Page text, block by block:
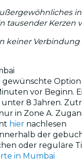
tausender
keiner
vor
8 Jahren.
in Zone A.
hier nachlesen
der
oder reguläre
in Mumbai